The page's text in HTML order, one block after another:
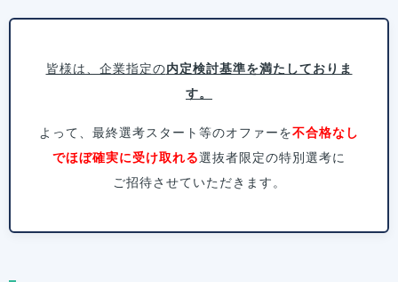
皆様は、企業指定の内定検討基準を満たしておりま
す。
よって、最終選考スタート等のオファーを不合格なし
でほぼ確実に受け取れる選抜者限定の特別選考に
ご招待させていただきます。